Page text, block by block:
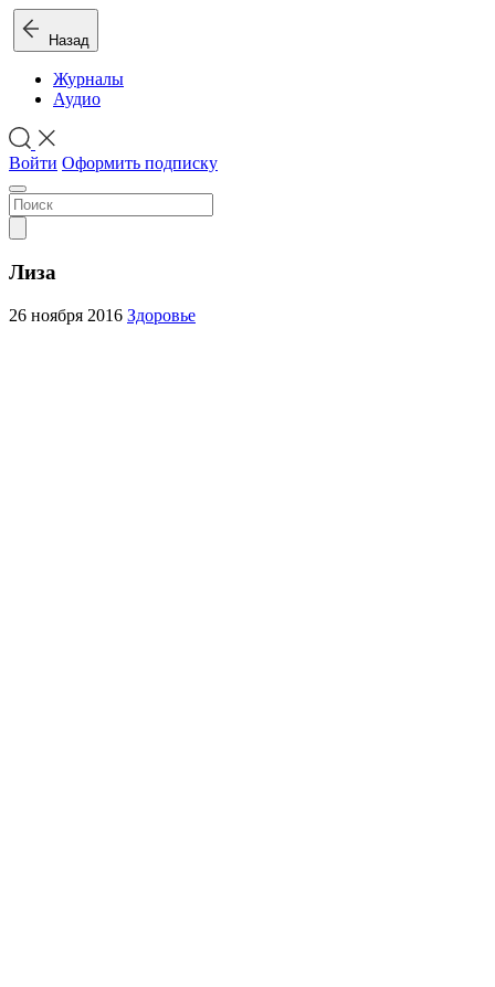
Назад
Журналы
Аудио
Войти Оформить подписку
Лиза
26 ноября 2016 Здоровье